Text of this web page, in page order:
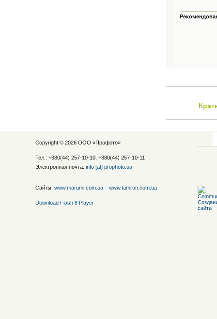
Copyright © 2026 ООО «Профото»
Тел.: +380(44) 257-10-10, +380(44) 257-10-11
Электронная почта: info [at] prophoto.ua
Сайты: www.marumi.com.ua www.tamron.com.ua
Download Flash 8 Player